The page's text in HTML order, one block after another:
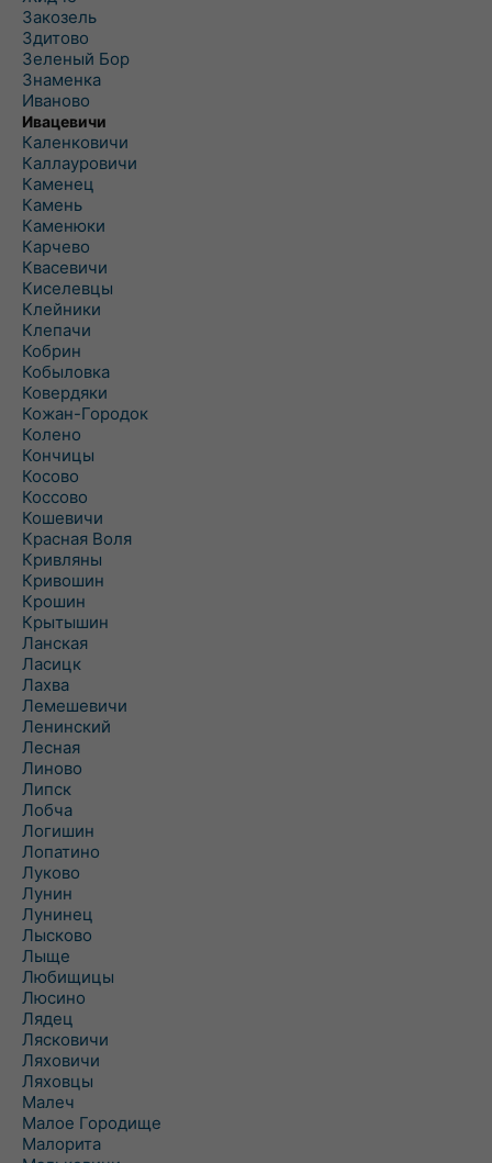
Закозель
Здитово
Зеленый Бор
Знаменка
Иваново
Ивацевичи
Каленковичи
Каллауровичи
Каменец
Камень
Каменюки
Карчево
Квасевичи
Киселевцы
Клейники
Клепачи
Кобрин
Кобыловка
Ковердяки
Кожан-Городок
Колено
Кончицы
Косово
Коссово
Кошевичи
Красная Воля
Кривляны
Кривошин
Крошин
Крытышин
Ланская
Ласицк
Лахва
Лемешевичи
Ленинский
Лесная
Линово
Липск
Лобча
Логишин
Лопатино
Луково
Лунин
Лунинец
Лысково
Лыще
Любищицы
Люсино
Лядец
Лясковичи
Ляховичи
Ляховцы
Малеч
Малое Городище
Малорита